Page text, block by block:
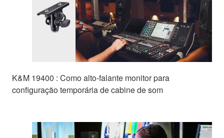
K&M 19400 : Como alto-falante monitor para
configuração temporária de cabine de som